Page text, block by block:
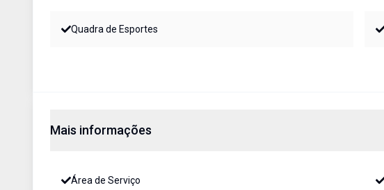
Quadra de Esportes
Mais informações
Área de Serviço